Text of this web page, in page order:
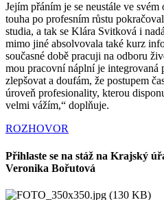
Jejím přáním je se neustále ve
touha po profesním růstu
studia, a tak se Klára Svitková i
mimo jiné absolvovala také kurz
současné době pracuji na odboru
mou pracovní náplní je integrovaná
zlepšovat a doufám, že postupem
úroveň profesionality, kterou
velmi vážím,“ doplňuje.
ROZHOVOR
Přihlaste se na stáž na Krajský
Veronika Bořutová